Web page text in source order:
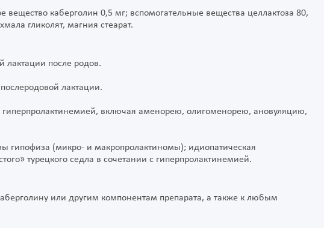
вещество каберголин 0,5 мг; вспомогательные вещества целлактоза 80,
гликолят, магния стеарат.
лактации после родов.
лактации.
включая аменорею, олигоменорею, ановуляцию,
гипофиза (микро- и макропролактиномы); идиопатическая
турецкого седла в сочетании с гиперпролактинемией.
или другим компонентам препарата, а также к любым